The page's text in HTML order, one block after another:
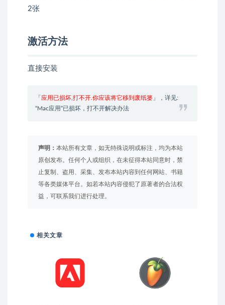
激活方法
直接安装
「 应用已损坏,打不开.你应该将它移到废纸篓 」，详见:
“Mac应用”已损坏，打不开解决办法
声明： 本站所有文章，如无特殊说明或标注，均为本站
原创发布。任何个人或组织，在未征得本站同意时，禁
止复制、盗用、采集、发布本站内容到任何网站、书籍
等各类媒体平台。如若本站内容侵犯了原著者的合法权
益，可联系我们进行处理。
相关文章